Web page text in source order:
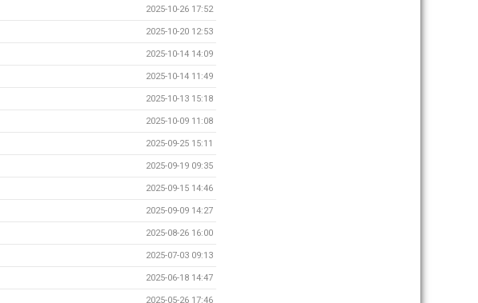
2025-10-26 17:52
2025-10-20 12:53
2025-10-14 14:09
2025-10-14 11:49
2025-10-13 15:18
2025-10-09 11:08
2025-09-25 15:11
2025-09-19 09:35
2025-09-15 14:46
2025-09-09 14:27
2025-08-26 16:00
2025-07-03 09:13
2025-06-18 14:47
2025-05-26 17:46